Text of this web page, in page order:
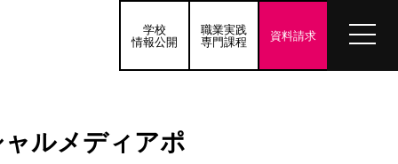
学校
情報公開
職業実践
専門課程 資料請求
ルメディアポ